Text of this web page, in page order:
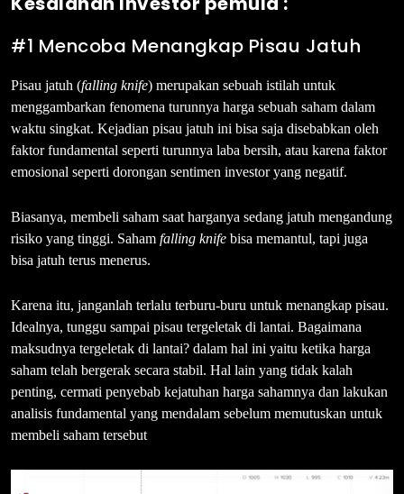
#1 Mencoba Menangkap Pisau Jatuh
Pisau jatuh (falling knife) merupakan sebuah istilah untuk
menggambarkan fenomena turunnya harga sebuah saham dalam
waktu singkat. Kejadian pisau jatuh ini bisa saja disebabkan oleh
faktor fundamental seperti turunnya laba bersih, atau karena faktor
emosional seperti dorongan sentimen investor yang negatif.
Biasanya, membeli saham saat harganya sedang jatuh mengandung
risiko yang tinggi. Saham falling knife bisa memantul, tapi juga
bisa jatuh terus menerus.
Karena itu, janganlah terlalu terburu-buru untuk menangkap pisau.
Idealnya, tunggu sampai pisau tergeletak di lantai. Bagaimana
maksudnya tergeletak di lantai? dalam hal ini yaitu ketika harga
saham telah bergerak secara stabil. Hal lain yang tidak kalah
penting, cermati penyebab kejatuhan harga sahamnya dan lakukan
analisis fundamental yang mendalam sebelum memutuskan untuk
membeli saham tersebut